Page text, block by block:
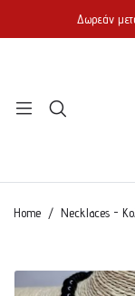
Δωρεάν
Home Necklaces -